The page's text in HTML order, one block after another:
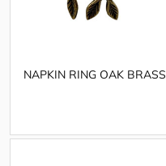
NAPKIN RING OAK BRASS